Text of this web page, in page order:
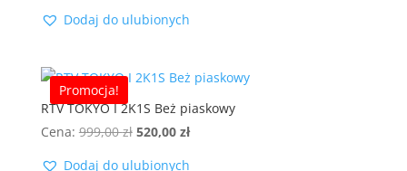
wynosiła:wynosi:
Dodaj do ulubionych
Promocja!
RTV TOKYO I 2K1S Beż piaskowy
Cena: 999,00zł Pierwotna
520,00 złAktualna
Dodaj do ulubionych